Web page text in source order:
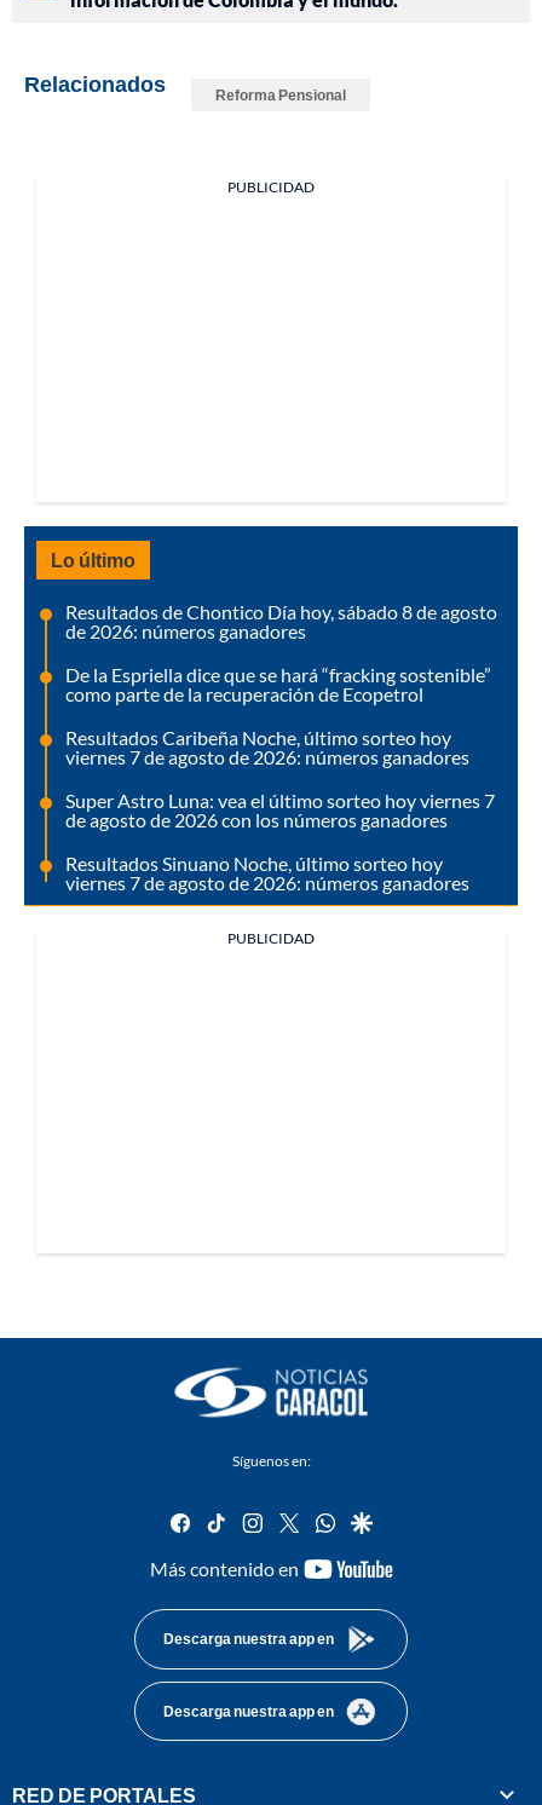
Relacionados Reforma Pensional
PUBLICIDAD
Lo último
Resultados de Chontico Día hoy, sábado 8 de agosto
de 2026: números ganadores
De la Espriella dice que se hará “fracking sostenible”
como parte de la recuperación de Ecopetrol
Resultados Caribeña Noche, último sorteo hoy
viernes 7 de agosto de 2026: números ganadores
Super Astro Luna: vea el último sorteo hoy viernes 7
de agosto de 2026 con los números ganadores
Resultados Sinuano Noche, último sorteo hoy
viernes 7 de agosto de 2026: números ganadores
PUBLICIDAD
Síguenos en:
facebook
tiktok instagram
twitterwhatsapp
google
Más contenido en
youtube-
Descarga nuestra app en
Descarga nuestra app en
RED DE PORTALES